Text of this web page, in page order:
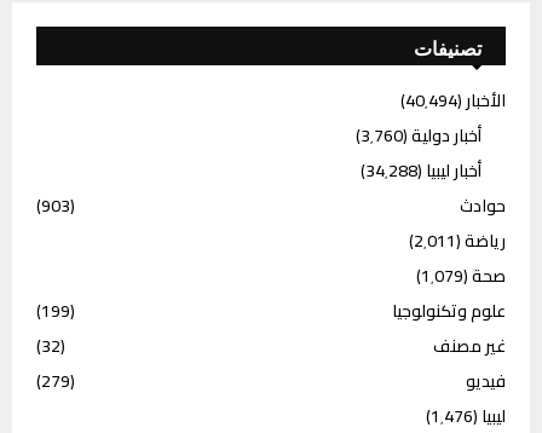
تصنيفات
الأخبار(40٬494)
أخبار دولية(3٬760)
أخبار ليبيا(34٬288)
حوادث
(903)
رياضة(2٬011)
صحة(1٬079)
علوم وتكنولوجيا
(199)
غير مصنف
(32)
فيديو
(279)
ليبيا(1٬476)